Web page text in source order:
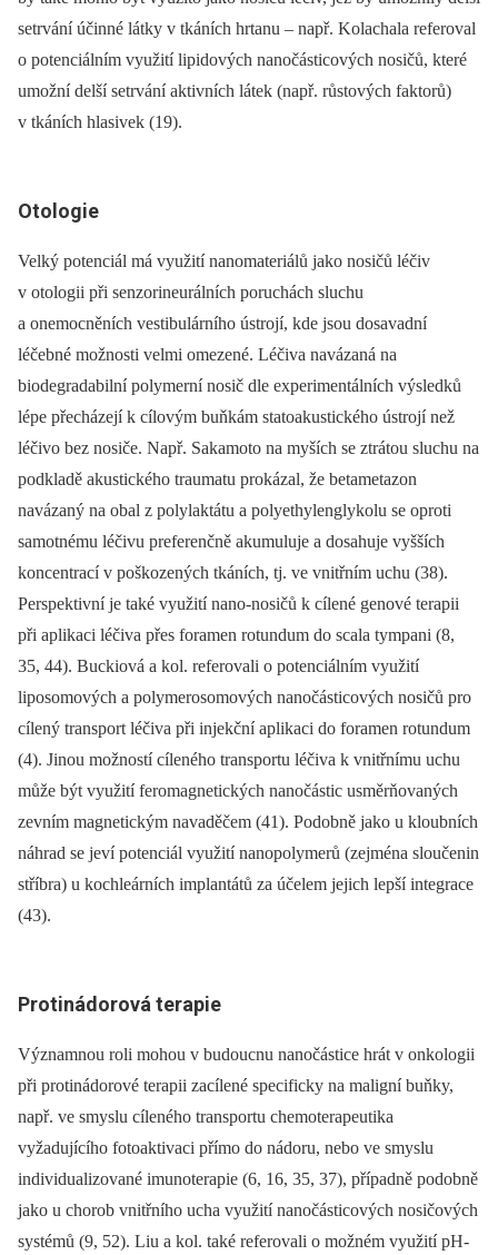
setrvání účinné látky v tkáních hrtanu –⁠ např. Kolachala referoval
o potenciálním využití lipidových nanočásticových nosičů, které
umožní delší setrvání aktivních látek (např. růstových faktorů)
v tkáních hlasivek (19).
Otologie
Velký potenciál má využití nanomateriálů jako nosičů léčiv
v otologii při senzorineurálních poruchách sluchu
a onemocněních vestibulárního ústrojí, kde jsou dosavadní
léčebné možnosti velmi omezené. Léčiva navázaná na
biodegradabilní polymerní nosič dle experimentálních výsledků
lépe přecházejí k cílovým buňkám statoakustického ústrojí než
léčivo bez nosiče. Např. Sakamoto na myších se ztrátou sluchu na
podkladě akustického traumatu prokázal, že betametazon
navázaný na obal z polylaktátu a polyethylenglykolu se oproti
samotnému léčivu preferenčně akumuluje a dosahuje vyšších
koncentrací v poškozených tkáních, tj. ve vnitřním uchu (38).
Perspektivní je také využití nano-nosičů k cílené genové terapii
při aplikaci léčiva přes foramen rotundum do scala tympani (8,
35, 44). Buckiová a kol. referovali o potenciálním využití
liposomových a polymerosomových nanočásticových nosičů pro
cílený transport léčiva při injekční aplikaci do foramen rotundum
(4). Jinou možností cíleného transportu léčiva k vnitřnímu uchu
může být využití feromagnetických nanočástic usměrňovaných
zevním magnetickým navaděčem (41). Podobně jako u kloubních
náhrad se jeví potenciál využití nanopolymerů (zejména sloučenin
stříbra) u kochleárních implantátů za účelem jejich lepší integrace
(43).
Protinádorová terapie
Významnou roli mohou v budoucnu nanočástice hrát v onkologii
při protinádorové terapii zacílené specificky na maligní buňky,
např. ve smyslu cíleného transportu chemoterapeutika
vyžadujícího fotoaktivaci přímo do nádoru, nebo ve smyslu
individualizované imunoterapie (6, 16, 35, 37), případně podobně
jako u chorob vnitřního ucha využití nanočásticových nosičových
systémů (9, 52). Liu a kol. také referovali o možném využití pH-